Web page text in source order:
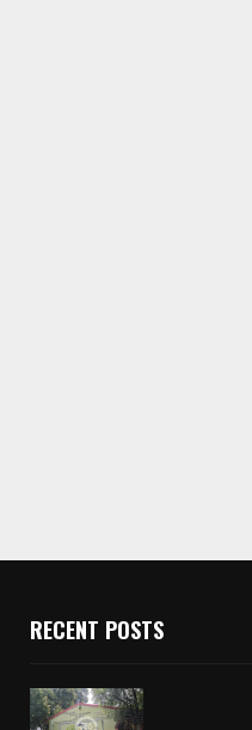
RECENT POSTS